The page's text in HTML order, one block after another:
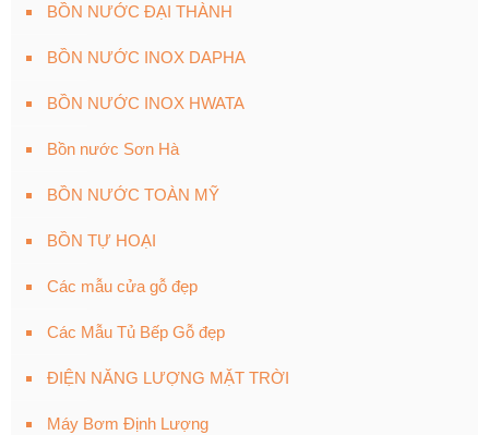
BỒN NƯỚC ĐẠI THÀNH
BỒN NƯỚC INOX DAPHA
BỒN NƯỚC INOX HWATA
Bồn nước Sơn Hà
BỒN NƯỚC TOÀN MỸ
BỒN TỰ HOẠI
Các mẫu cửa gỗ đẹp
Các Mẫu Tủ Bếp Gỗ đẹp
ĐIỆN NĂNG LƯỢNG MẶT TRỜI
Máy Bơm Định Lượng